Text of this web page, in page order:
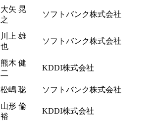
大矢 晃
之
ソフトバンク株式会社
川上 雄
也
ソフトバンク株式会社
熊木 健
二
KDDI株式会社
松嶋 聡
ソフトバンク株式会社
山形 倫
裕
KDDI株式会社